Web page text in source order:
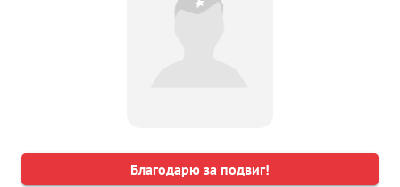
Благодарю за подвиг!